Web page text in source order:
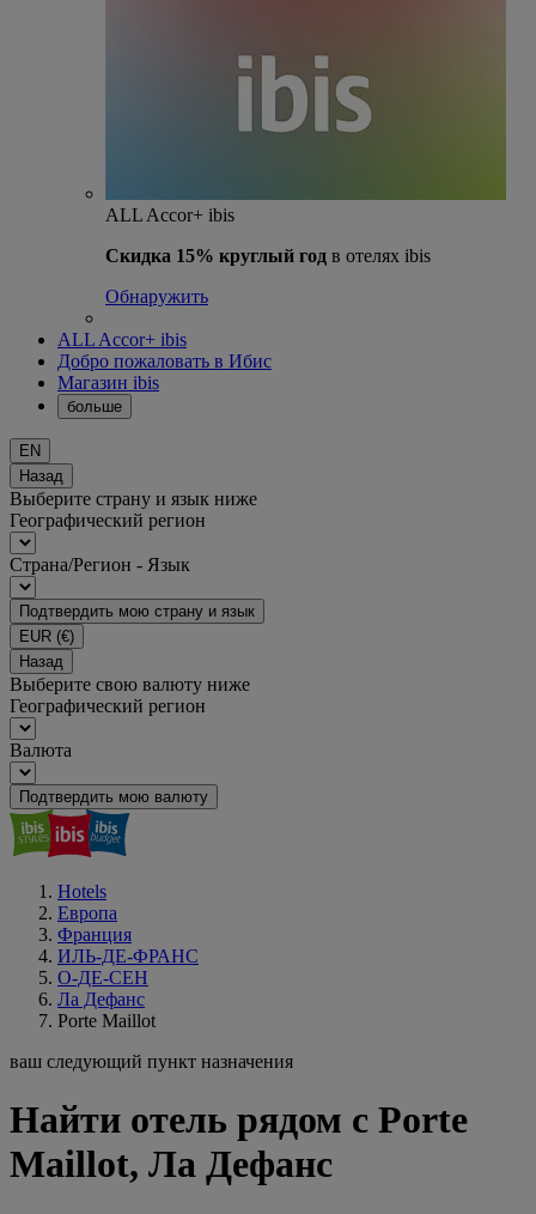
ALL Accor+ ibis
Скидка 15% круглый год в отелях ibis
Обнаружить
ALL Accor+ ibis
Добро пожаловать в Ибис
Магазин ibis
больше
EN
Назад
Выберите страну и язык ниже
Географический регион
Страна/Регион - Язык
Подтвердить мою страну и язык
EUR (€)
Назад
Выберите свою валюту ниже
Географический регион
Валюта
Подтвердить мою валюту
Hotels
Европа
Франция
ИЛЬ-ДЕ-ФРАНС
О-ДЕ-СЕН
Ла Дефанс
Porte Maillot
ваш следующий пункт назначения
Найти отель рядом с Porte
Maillot, Ла Дефанс